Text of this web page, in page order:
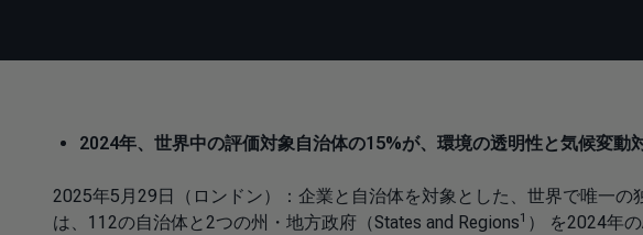
2024年、世界中の評価対象自治体の15%が、環境の透明性と気候変動
2025年5月29日（ロンドン）：企業と自治体を対象とした、世界で唯一
は、112の自治体と2つの州・地方政府（States and Regions1 ） を2024年